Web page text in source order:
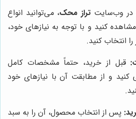
در وب‌سایت تراز محک، می‌توانید انواع
کنید و با توجه به نیازهای خود،
انتخاب کنید.
قبل از خرید، حتماً مشخصات کامل
و از مطابقت آن با نیازهای خود
پس از انتخاب محصول، آن را به سبد